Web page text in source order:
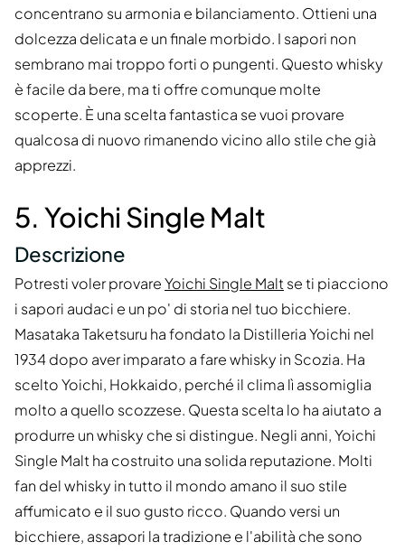
concentrano su armonia e bilanciamento. Ottieni una
dolcezza delicata e un finale morbido. I sapori non
sembrano mai troppo forti o pungenti. Questo whisky
è facile da bere, ma ti offre comunque molte
scoperte. È una scelta fantastica se vuoi provare
qualcosa di nuovo rimanendo vicino allo stile che già
apprezzi.
5. Yoichi Single Malt
Descrizione
Potresti voler provareYoichi Single Maltse ti piacciono
i sapori audaci e un po' di storia nel tuo bicchiere.
Masataka Taketsuru ha fondato la Distilleria Yoichi nel
1934 dopo aver imparato a fare whisky in Scozia. Ha
scelto Yoichi, Hokkaido, perché il clima lì assomiglia
molto a quello scozzese. Questa scelta lo ha aiutato a
produrre un whisky che si distingue. Negli anni, Yoichi
Single Malt ha costruito una solida reputazione. Molti
fan del whisky in tutto il mondo amano il suo stile
affumicato e il suo gusto ricco. Quando versi un
bicchiere, assapori la tradizione e l'abilità che sono